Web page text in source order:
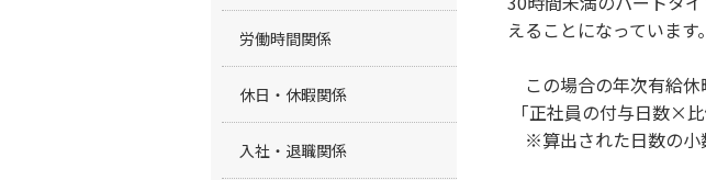
えることになっています
この場合の年次有給休
「正社員の付与日数×
※算出された日数の小
労働時間関係
休日・休暇関係
入社・退職関係